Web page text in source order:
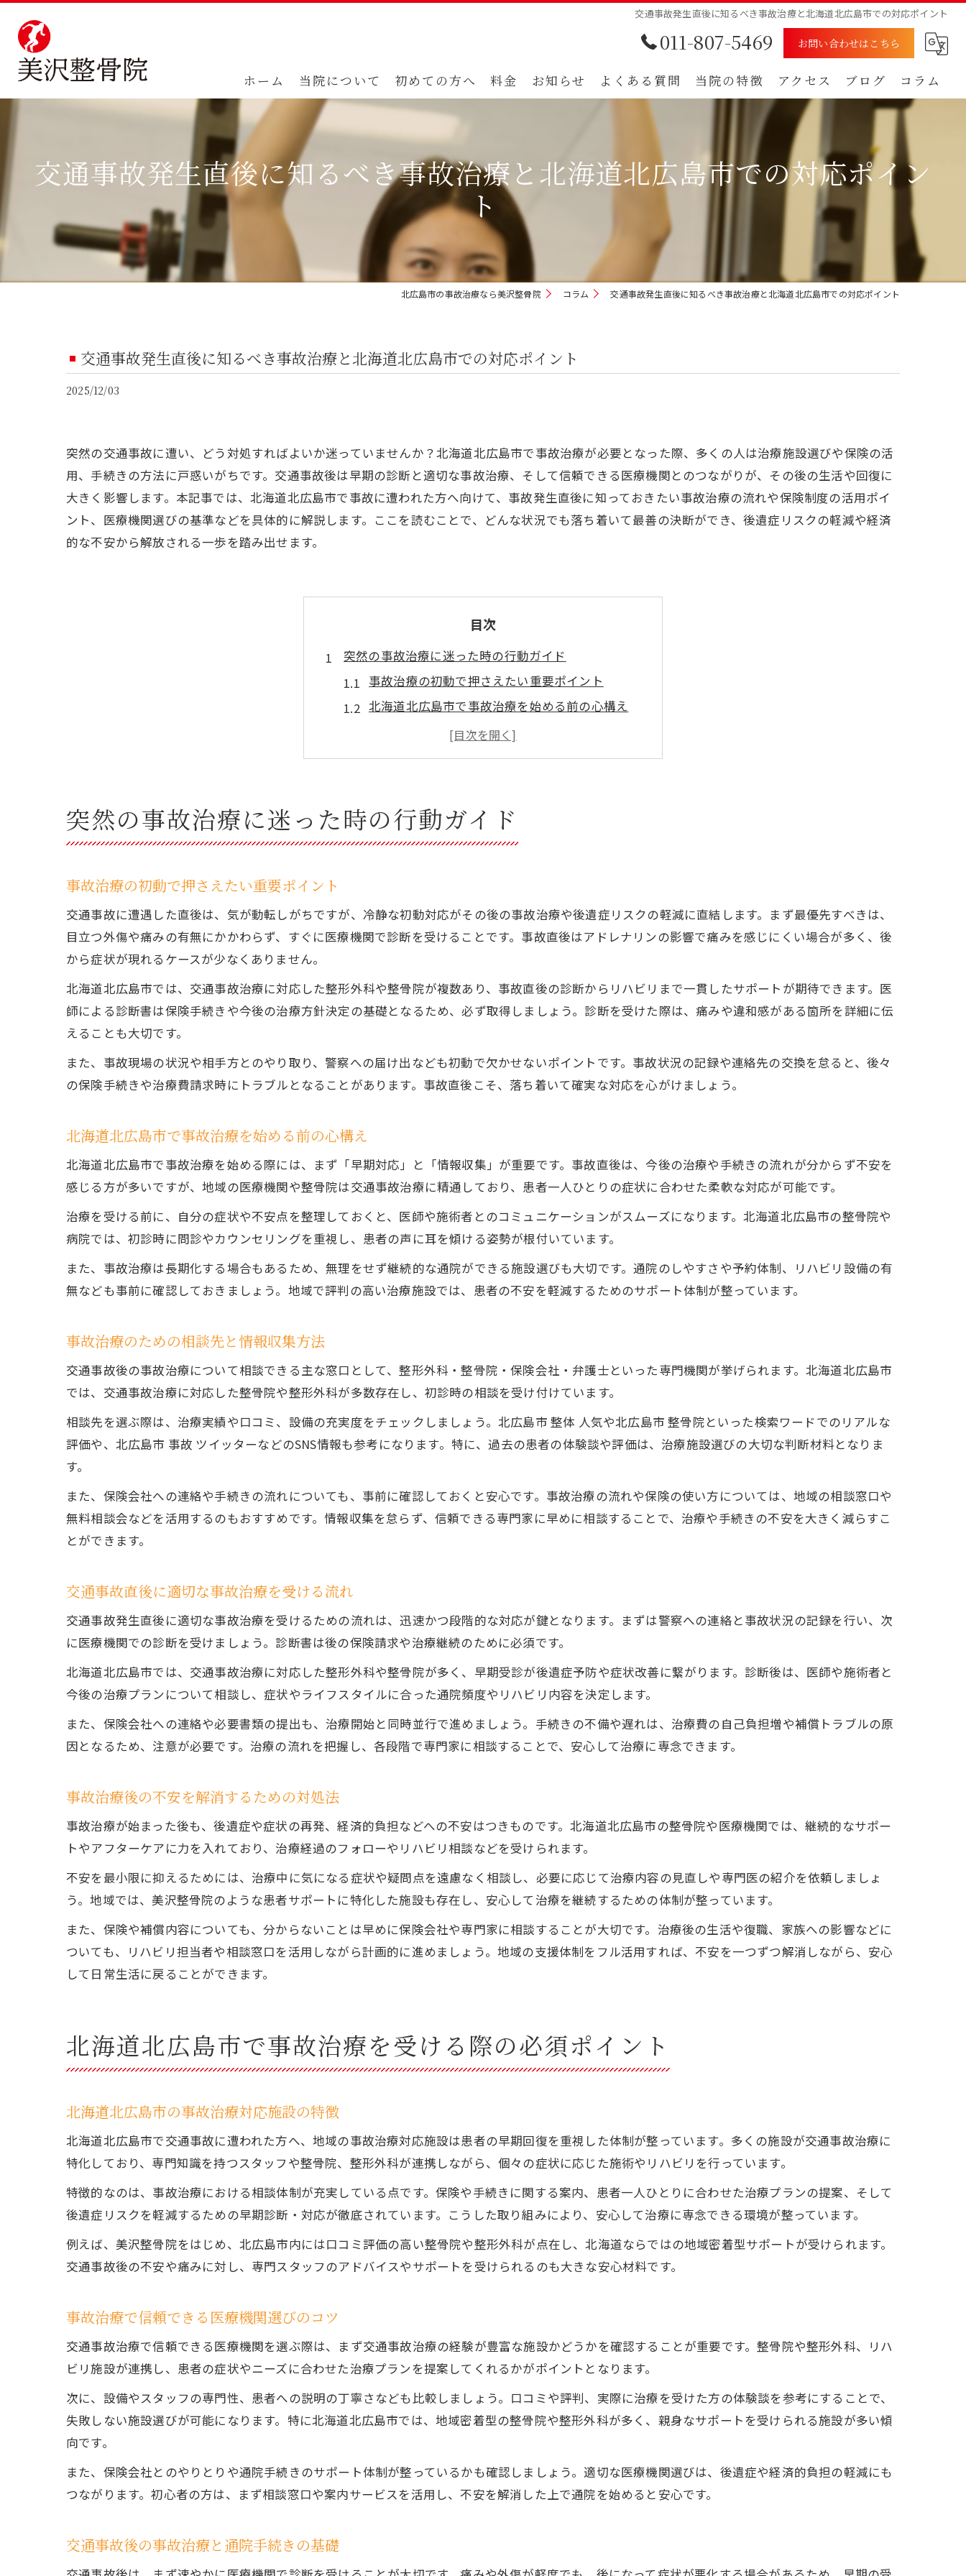
交通事故発生直後に知るべき事故治療と北海道北広島市での対応ポイント
011-807-5469 お問い合わせはこちら
ホーム 当院について 初めての方へ 料金 お知らせ よくある質問 当院の特徴
腰痛
アクセス
漫画特集
ブログ コラム
交通事故発生直後に知るべき事故治療と北海道北広島市での対応ポイン
ト
北広島市の事故治療なら美沢整骨院 コラム 交通事故発生直後に知るべき事故治療と北海道北広島市での対応ポイント
交通事故発生直後に知るべき事故治療と北海道北広島市での対応ポイント
2025/12/03
突然の交通事故に遭い、どう対処すればよいか迷っていませんか？北海道北広島市で事故治療が必要となった際、多くの人は治療施設選びや保険の活
用、手続きの方法に戸惑いがちです。交通事故後は早期の診断と適切な事故治療、そして信頼できる医療機関とのつながりが、その後の生活や回復に
大きく影響します。本記事では、北海道北広島市で事故に遭われた方へ向けて、事故発生直後に知っておきたい事故治療の流れや保険制度の活用ポイ
ント、医療機関選びの基準などを具体的に解説します。ここを読むことで、どんな状況でも落ち着いて最善の決断ができ、後遺症リスクの軽減や経済
的な不安から解放される一歩を踏み出せます。
目次
突然の事故治療に迷った時の行動ガイド
事故治療の初動で押さえたい重要ポイント
北海道北広島市で事故治療を始める前の心構え
事故治療のための相談先と情報収集方法
交通事故直後に適切な事故治療を受ける流れ
北海道北広島市で事故治療を受ける際の必須ポイント
北海道北広島市の事故治療対応施設の特徴
事故治療とリハビリ施設の選び方を解説
事故治療における保険制度の利用ポイント
事故治療に強い施設の見極め方と注意点
事故治療で整骨院や整体院を選ぶ基準
事故治療を受ける際のアクセスと通院利便性
施設選びで重視すべき事故治療サポート体制
痛みに対応する事故治療の最新アプローチ
事故治療を活用した早期回復のポイント
後遺症予防のための事故治療プランの立て方
事故治療中の通院頻度と生活への影響解説
保険制度を活用する事故治療のコツと注意点
事故治療費を軽減する保険活用の基本知識
事故治療時の保険会社とのやりとりポイント
事故治療費の自己負担を抑えるコツとは
事故治療施設の特徴別メリットと選び方解説
口コミや評判で比較する事故治療施設選び
事故治療におけるサポート体制の充実度比較
突然の事故治療に迷った時の行動ガイド
事故治療の初動で押さえたい重要ポイント
交通事故に遭遇した直後は、気が動転しがちですが、冷静な初動対応がその後の事故治療や後遺症リスクの軽減に直結します。まず最優先すべきは、
目立つ外傷や痛みの有無にかかわらず、すぐに医療機関で診断を受けることです。事故直後はアドレナリンの影響で痛みを感じにくい場合が多く、後
から症状が現れるケースが少なくありません。
北海道北広島市では、交通事故治療に対応した整形外科や整骨院が複数あり、事故直後の診断からリハビリまで一貫したサポートが期待できます。医
師による診断書は保険手続きや今後の治療方針決定の基礎となるため、必ず取得しましょう。診断を受けた際は、痛みや違和感がある箇所を詳細に伝
えることも大切です。
また、事故現場の状況や相手方とのやり取り、警察への届け出なども初動で欠かせないポイントです。事故状況の記録や連絡先の交換を怠ると、後々
の保険手続きや治療費請求時にトラブルとなることがあります。事故直後こそ、落ち着いて確実な対応を心がけましょう。
北海道北広島市で事故治療を始める前の心構え
北海道北広島市で事故治療を始める際には、まず「早期対応」と「情報収集」が重要です。事故直後は、今後の治療や手続きの流れが分からず不安を
感じる方が多いですが、地域の医療機関や整骨院は交通事故治療に精通しており、患者一人ひとりの症状に合わせた柔軟な対応が可能です。
治療を受ける前に、自分の症状や不安点を整理しておくと、医師や施術者とのコミュニケーションがスムーズになります。北海道北広島市の整骨院や
病院では、初診時に問診やカウンセリングを重視し、患者の声に耳を傾ける姿勢が根付いています。
また、事故治療は長期化する場合もあるため、無理をせず継続的な通院ができる施設選びも大切です。通院のしやすさや予約体制、リハビリ設備の有
無なども事前に確認しておきましょう。地域で評判の高い治療施設では、患者の不安を軽減するためのサポート体制が整っています。
事故治療のための相談先と情報収集方法
交通事故後の事故治療について相談できる主な窓口として、整形外科・整骨院・保険会社・弁護士といった専門機関が挙げられます。北海道北広島市
では、交通事故治療に対応した整骨院や整形外科が多数存在し、初診時の相談を受け付けています。
相談先を選ぶ際は、治療実績や口コミ、設備の充実度をチェックしましょう。北広島市 整体 人気や北広島市 整骨院といった検索ワードでのリアルな
評価や、北広島市 事故 ツイッターなどのSNS情報も参考になります。特に、過去の患者の体験談や評価は、治療施設選びの大切な判断材料となりま
す。
また、保険会社への連絡や手続きの流れについても、事前に確認しておくと安心です。事故治療の流れや保険の使い方については、地域の相談窓口や
無料相談会などを活用するのもおすすめです。情報収集を怠らず、信頼できる専門家に早めに相談することで、治療や手続きの不安を大きく減らすこ
とができます。
交通事故直後に適切な事故治療を受ける流れ
交通事故発生直後に適切な事故治療を受けるための流れは、迅速かつ段階的な対応が鍵となります。まずは警察への連絡と事故状況の記録を行い、次
に医療機関での診断を受けましょう。診断書は後の保険請求や治療継続のために必須です。
北海道北広島市では、交通事故治療に対応した整形外科や整骨院が多く、早期受診が後遺症予防や症状改善に繋がります。診断後は、医師や施術者と
今後の治療プランについて相談し、症状やライフスタイルに合った通院頻度やリハビリ内容を決定します。
また、保険会社への連絡や必要書類の提出も、治療開始と同時並行で進めましょう。手続きの不備や遅れは、治療費の自己負担増や補償トラブルの原
因となるため、注意が必要です。治療の流れを把握し、各段階で専門家に相談することで、安心して治療に専念できます。
事故治療後の不安を解消するための対処法
事故治療が始まった後も、後遺症や症状の再発、経済的負担などへの不安はつきものです。北海道北広島市の整骨院や医療機関では、継続的なサポー
トやアフターケアに力を入れており、治療経過のフォローやリハビリ相談などを受けられます。
不安を最小限に抑えるためには、治療中に気になる症状や疑問点を遠慮なく相談し、必要に応じて治療内容の見直しや専門医の紹介を依頼しましょ
う。地域では、美沢整骨院のような患者サポートに特化した施設も存在し、安心して治療を継続するための体制が整っています。
また、保険や補償内容についても、分からないことは早めに保険会社や専門家に相談することが大切です。治療後の生活や復職、家族への影響などに
ついても、リハビリ担当者や相談窓口を活用しながら計画的に進めましょう。地域の支援体制をフル活用すれば、不安を一つずつ解消しながら、安心
して日常生活に戻ることができます。
北海道北広島市で事故治療を受ける際の必須ポイント
北海道北広島市の事故治療対応施設の特徴
北海道北広島市で交通事故に遭われた方へ、地域の事故治療対応施設は患者の早期回復を重視した体制が整っています。多くの施設が交通事故治療に
特化しており、専門知識を持つスタッフや整骨院、整形外科が連携しながら、個々の症状に応じた施術やリハビリを行っています。
特徴的なのは、事故治療における相談体制が充実している点です。保険や手続きに関する案内、患者一人ひとりに合わせた治療プランの提案、そして
後遺症リスクを軽減するための早期診断・対応が徹底されています。こうした取り組みにより、安心して治療に専念できる環境が整っています。
例えば、美沢整骨院をはじめ、北広島市内には口コミ評価の高い整骨院や整形外科が点在し、北海道ならではの地域密着型サポートが受けられます。
交通事故後の不安や痛みに対し、専門スタッフのアドバイスやサポートを受けられるのも大きな安心材料です。
事故治療で信頼できる医療機関選びのコツ
交通事故治療で信頼できる医療機関を選ぶ際は、まず交通事故治療の経験が豊富な施設かどうかを確認することが重要です。整骨院や整形外科、リハ
ビリ施設が連携し、患者の症状やニーズに合わせた治療プランを提案してくれるかがポイントとなります。
次に、設備やスタッフの専門性、患者への説明の丁寧さなども比較しましょう。口コミや評判、実際に治療を受けた方の体験談を参考にすることで、
失敗しない施設選びが可能になります。特に北海道北広島市では、地域密着型の整骨院や整形外科が多く、親身なサポートを受けられる施設が多い傾
向です。
また、保険会社とのやりとりや通院手続きのサポート体制が整っているかも確認しましょう。適切な医療機関選びは、後遺症や経済的負担の軽減にも
つながります。初心者の方は、まず相談窓口や案内サービスを活用し、不安を解消した上で通院を始めると安心です。
交通事故後の事故治療と通院手続きの基礎